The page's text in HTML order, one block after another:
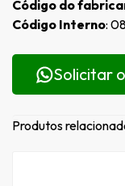
Código do
Código Interno:
Solicitar
Produtos